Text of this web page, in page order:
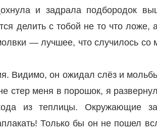
и задрала подбородок
делить с тобой не то что ложе,
— лучшее, что случилось со
Видимо, он ожидал слёз и
стер меня в порошок, я
из теплицы. Окружающие
Только бы он не пошел